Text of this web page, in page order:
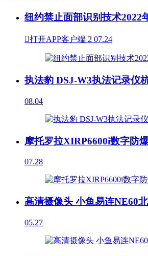
纽约禁止面部识别技术2022
打开APP客户端 2 07.24
执法豹 DSJ-W3执法记录仪
08.04
摩托罗拉XIRP6600i数字防
07.28
高清摄像头 小鱼易连NE60
05.27